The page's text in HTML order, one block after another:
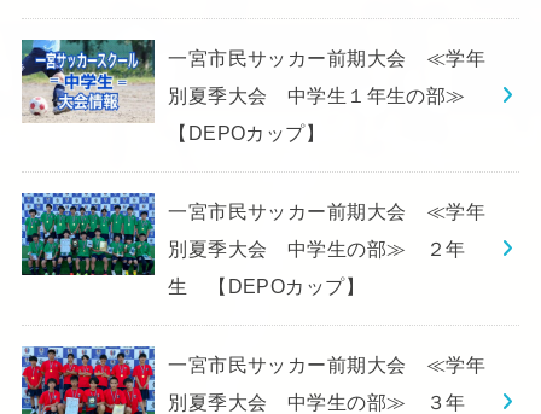
一宮市民サッカー前期大会 ≪学年
別夏季大会 中学生１年生の部≫
【DEPOカップ】
一宮市民サッカー前期大会 ≪学年
別夏季大会 中学生の部≫ ２年
生 【DEPOカップ】
一宮市民サッカー前期大会 ≪学年
別夏季大会 中学生の部≫ ３年